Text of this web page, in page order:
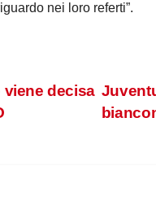
nei loro referti”.
viene decisa